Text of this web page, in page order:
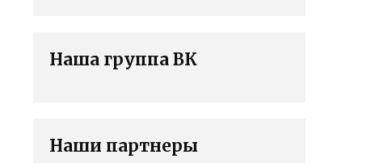
Наша группа ВК
Наши партнеры